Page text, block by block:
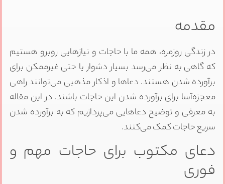
مقدمه
در زندگی روزمره، همه ما با حاجات و نیازهایی روبرو هستیم
که گاهی به نظر می‌رسد بسیار دشوار یا حتی غیرممکن برای
برآورده شدن هستند. دعاها و اذکار مذهبی می‌توانند راهی
معجزه‌آسا برای برآورده شدن این حاجات باشند. در این مقاله
به معرفی و توضیح دعاهایی می‌پردازیم که به برآورده شدن
سریع حاجات کمک می‌کنند.
دعای مکتوب برای حاجات مهم و
فوری